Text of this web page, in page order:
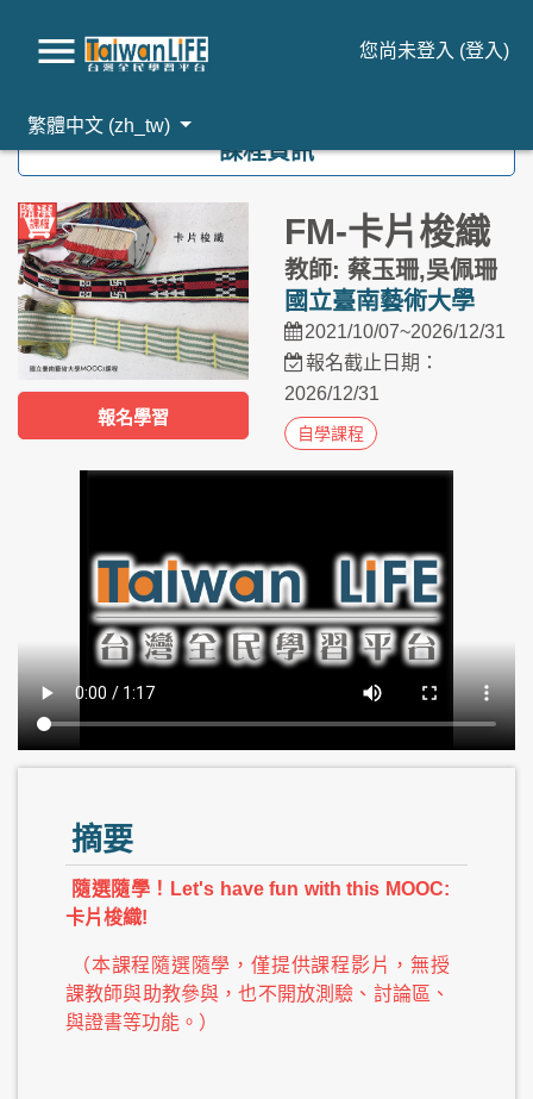
您尚未登入 (登入)
繁體中文 ‎(zh_tw)‎
課程資訊
報名學習
FM-卡片梭織
教師: 蔡玉珊,吳佩珊
國立臺南藝術大學
2021/10/07~2026/12/31
報名截止日期：
2026/12/31
自學課程
摘要
隨選隨學！Let's have fun with this MOOC:
卡片梭織!
（本課程隨選隨學，僅提供課程影片，無授
課教師與助教參與，也不開放測驗、討論區、
與證書等功能。）